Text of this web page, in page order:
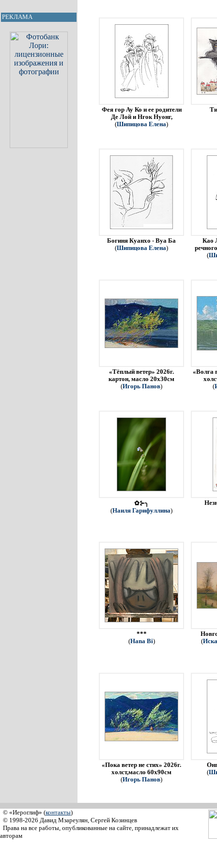
РЕКЛАМА
Фея гор Ау Ко и ее родители
Де Лой и Нгок Нуонг,
(Шипицова Елена)
Богиня Куанхо - Вуа Ба
(Шипицова Елена)
Као
(
«Тёплый ветер» 2026г.
картон, масло 20х30см
(Игорь Панов)
«Волга
(
✿⊱╮
(Наиля Гарифуллина)
***
(Hana Bi)
(
«Пока ветер не стих» 2026г.
холст,масло 60х90см
(Игорь Панов)
(
© «Иероглиф» (контакты)
© 1998-2026 Давид Мзареулян, Сергей Козинцев
Права на все работы, опубликованные на сайте, принадлежат их
авторам